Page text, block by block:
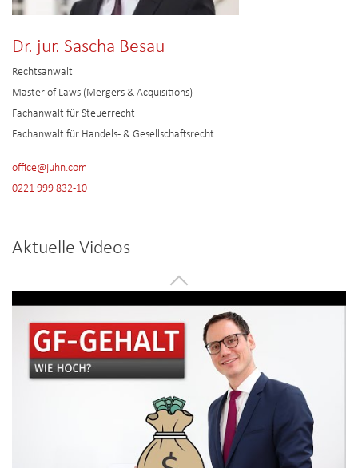
Dr. jur. Sascha Besau
Rechtsanwalt
Master of Laws (Mergers & Acquisitions)
Fachanwalt für Steuerrecht
Fachanwalt für Handels- & Gesellschaftsrecht
office@juhn.com
0221 999 832-10
Aktuelle Videos